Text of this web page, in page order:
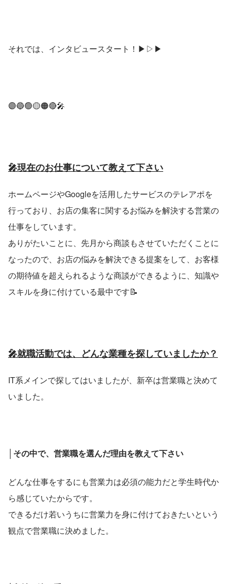
それでは、インタビュースタート！▶▷▶
🟣🔵🟢🟡🟠🔴🎤
🎤現在のお仕事について教えて下さい
ホームページやGoogleを活用したサービスのテレアポを
行っており、お店の集客に関するお悩みを解決する営業の
仕事をしています。
ありがたいことに、先月から商談もさせていただくことに
なったので、お店の悩みを解決できる提案をして、お客様
の期待値を超えられるような商談ができるように、知識や
スキルを身に付けている最中です📝
🎤就職活動では、どんな業種を探していましたか？
IT系メインで探してはいましたが、新卒は営業職と決めて
いました。
│その中で、営業職を選んだ理由を教えて下さい
どんな仕事をするにも営業力は必須の能力だと学生時代か
ら感じていたからです。
できるだけ若いうちに営業力を身に付けておきたいという
観点で営業職に決めました。